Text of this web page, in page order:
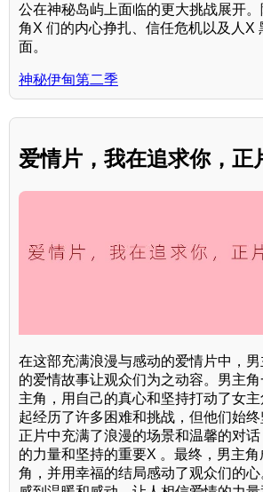
公在神秘岛屿上面临的更大挑战展开。
角X 们的内心挣扎、信任危机以及人X
面。
神秘伊甸第二季
爱情片，我在追求你，正
在这部充满浪漫与感动的爱情片中，男
的爱情故事让观众们为之动容。男主
主角，用自己的真心和坚持打动了女
起经历了许多困难和挑战，但他们始终
正片中充满了浪漫的场景和温馨的对
的力量和坚持的重要X 。最终，男主
角，并用幸福的结局感动了观众们的